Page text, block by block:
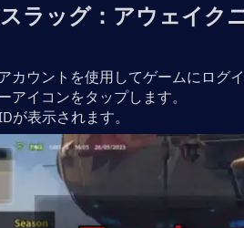
スラッグ：アウェイク
カウントを使用してゲームにログイ
アイコンをタップします。
が表示されます。